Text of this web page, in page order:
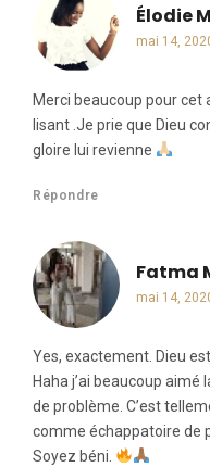
Élodie
mai 14,
Merci beaucoup pour cet
lisant .Je prie que Dieu
gloire lui revienne
Répondre
Fatma
mai 14,
Yes, exactement. Dieu
Haha j’ai beaucoup
de problème. C’est
comme échappatoire de
Soyez béni.